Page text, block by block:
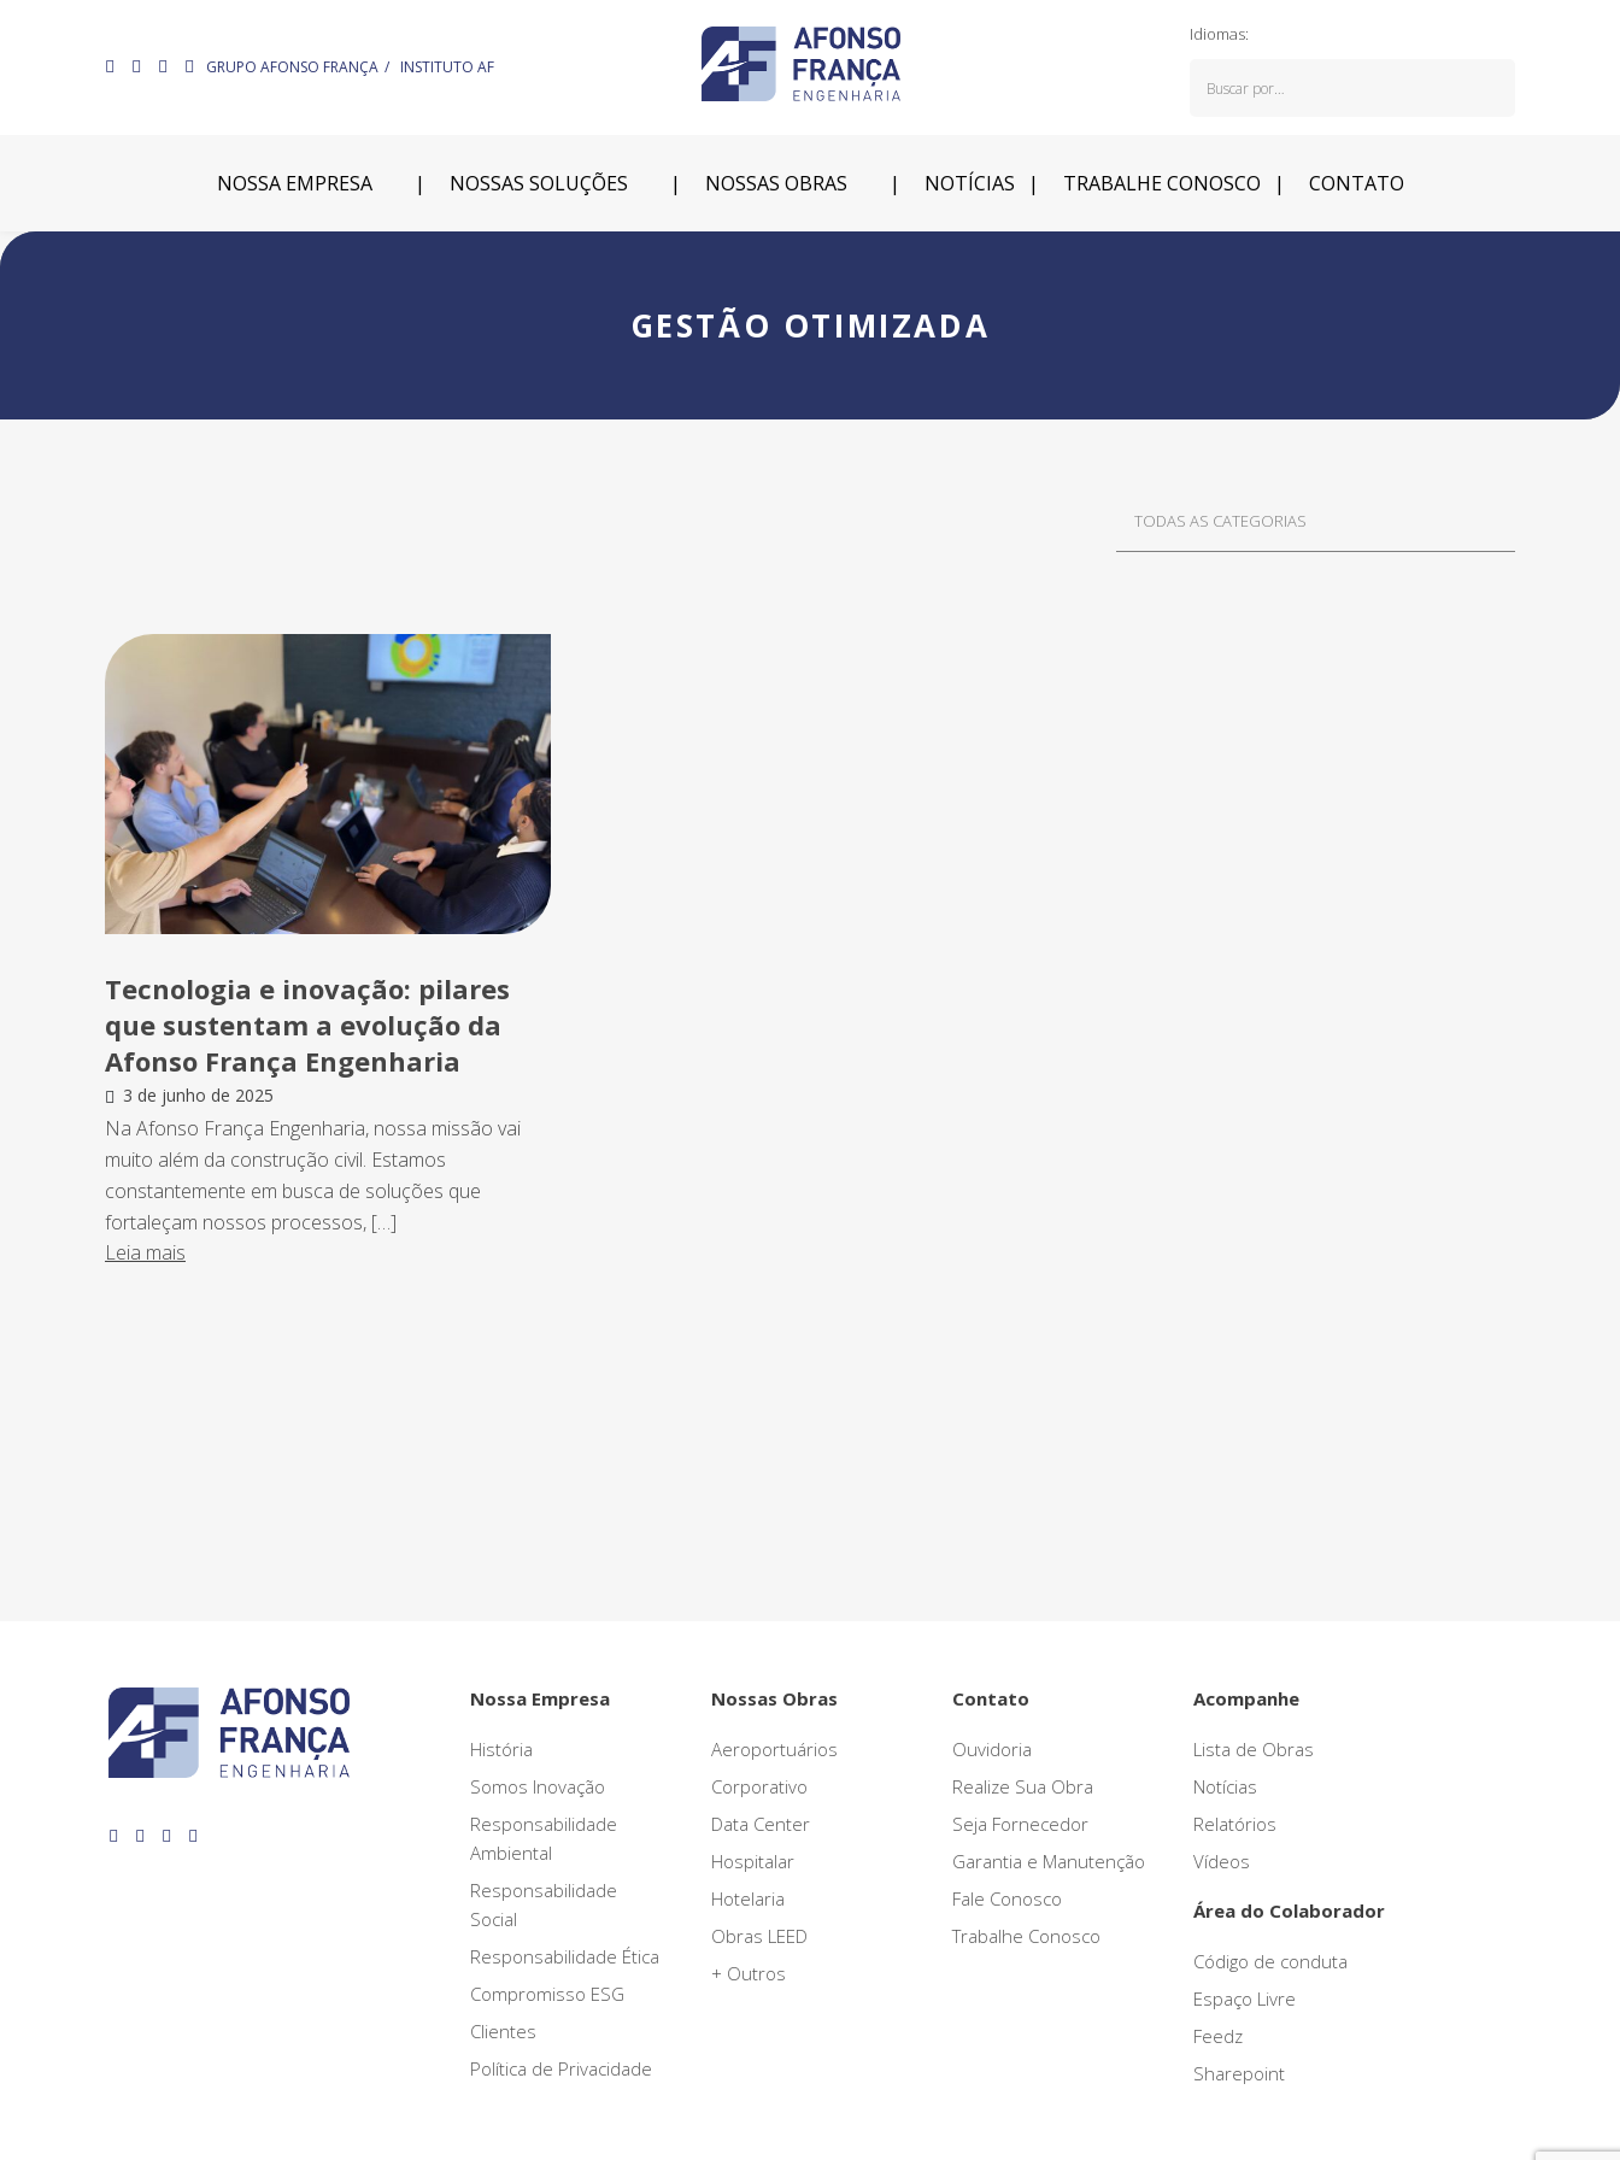
GRUPO AFONSO FRANÇA INSTITUTO AF
Idiomas:
NOSSA EMPRESA NOSSAS SOLUÇÕES NOSSAS OBRAS NOTÍCIAS TRABALHE CONOSCO CONTATO
GESTÃO OTIMIZADA
Tecnologia e inovação: pilares
que sustentam a evolução da
Afonso França Engenharia
3 de junho de 2025
Na Afonso França Engenharia, nossa missão vai
muito além da construção civil. Estamos
constantemente em busca de soluções que
fortaleçam nossos processos, […]
Leia mais
Nossa Empresa
História
Somos Inovação
Responsabilidade
Ambiental
Responsabilidade
Social
Responsabilidade Ética
Compromisso ESG
Clientes
Política de Privacidade
Nossas Obras
Aeroportuários
Corporativo
Data Center
Hospitalar
Hotelaria
Obras LEED
+ Outros
Contato
Ouvidoria
Realize Sua Obra
Seja Fornecedor
Garantia e Manutenção
Fale Conosco
Trabalhe Conosco
Acompanhe
Lista de Obras
Notícias
Relatórios
Vídeos
Área do Colaborador
Código de conduta
Espaço Livre
Feedz
Sharepoint